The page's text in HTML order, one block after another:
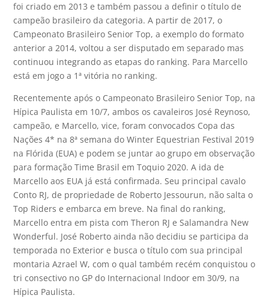
foi criado em 2013 e também passou a definir o título de
campeão brasileiro da categoria. A partir de 2017, o
Campeonato Brasileiro Senior Top, a exemplo do formato
anterior a 2014, voltou a ser disputado em separado mas
continuou integrando as etapas do ranking. Para Marcello
está em jogo a 1ª vitória no ranking.
Recentemente após o Campeonato Brasileiro Senior Top, na
Hípica Paulista em 10/7, ambos os cavaleiros José Reynoso,
campeão, e Marcello, vice, foram convocados Copa das
Nações 4* na 8ª semana do Winter Equestrian Festival 2019
na Flórida (EUA) e podem se juntar ao grupo em observação
para formação Time Brasil em Toquio 2020. A ida de
Marcello aos EUA já está confirmada. Seu principal cavalo
Conto RJ, de propriedade de Roberto Jessourun, não salta o
Top Riders e embarca em breve. Na final do ranking,
Marcello entra em pista com Theron RJ e Salamandra New
Wonderful. José Roberto ainda não decidiu se participa da
temporada no Exterior e busca o título com sua principal
montaria Azrael W, com o qual também recém conquistou o
tri consectivo no GP do Internacional Indoor em 30/9, na
Hípica Paulista.